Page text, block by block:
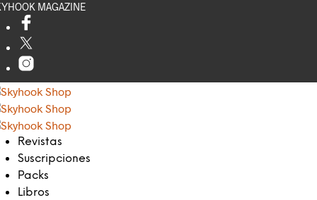
MAGAZINE
Revistas
Suscripciones
Packs
Libros